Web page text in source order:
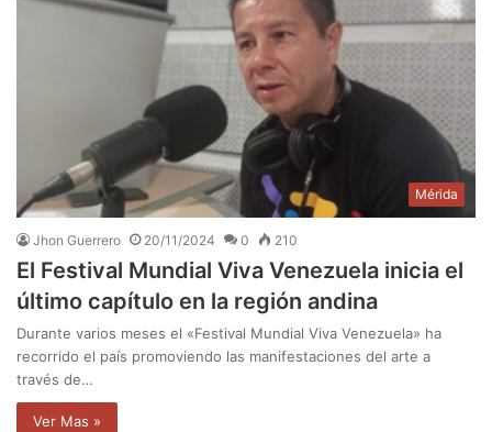
Mérida
Jhon Guerrero 20/11/2024 0 210
El Festival Mundial Viva Venezuela inicia el
último capítulo en la región andina
Durante varios meses el «Festival Mundial Viva Venezuela» ha
recorrido el país promoviendo las manifestaciones del arte a
través de…
Ver Mas »